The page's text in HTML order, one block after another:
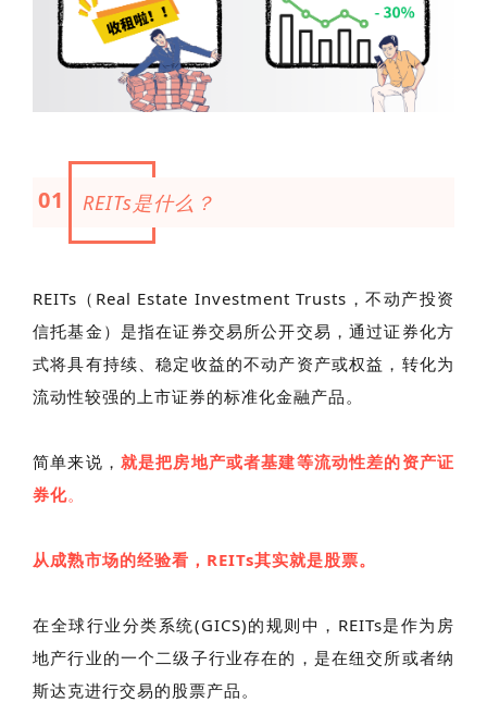
01 REITs是什么？
REITs（Real Estate Investment Trusts，不动产投资
信托基金）是指在证券交易所公开交易，通过证券化方
式将具有持续、稳定收益的不动产资产或权益，转化为
流动性较强的上市证券的标准化金融产品。
简单来说， 就是把房地产或者基建等流动性差的资产证
券化。
从成熟市场的经验看 ，REITs其实就是股票。
在全球行业分类系统(GICS)的规则中，REITs是作为房
地产行业的一个二级子行业存在的，是在纽交所或者纳
斯达克进行交易的股票产品。